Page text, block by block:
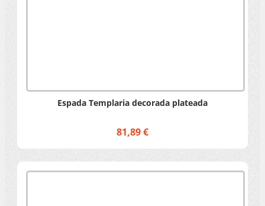
Espada Templaria decorada plateada
81,89 €